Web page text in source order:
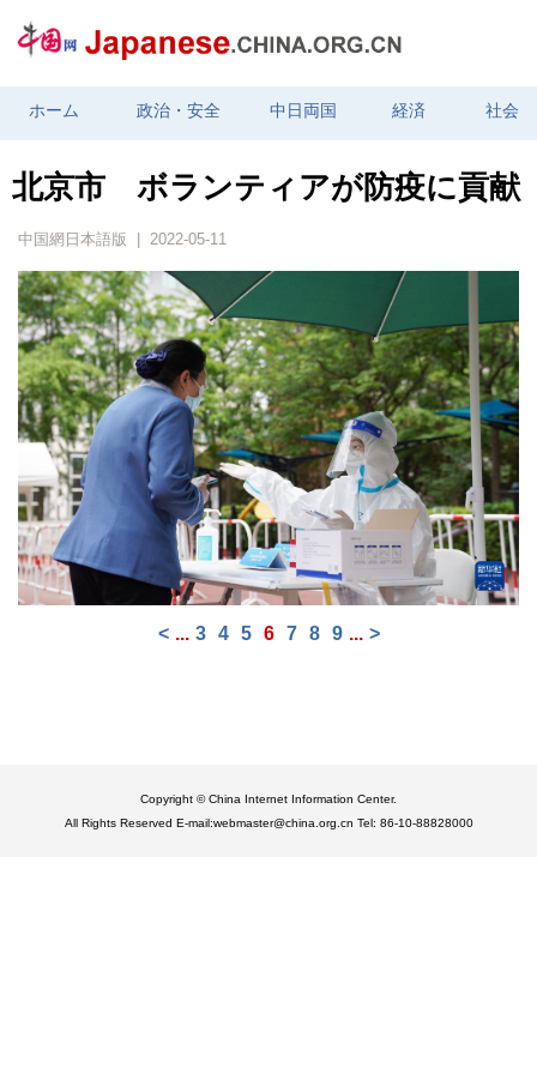
ホーム 政治・安全 中日両国 経済 社会
北京市 ボランティアが防疫に貢献
中国網日本語版 | 2022-05-11
< ... 3 4 5 6 7 8 9 ... >
Copyright © China Internet Information Center.
All Rights Reserved E-mail:webmaster@china.org.cn Tel: 86-10-88828000